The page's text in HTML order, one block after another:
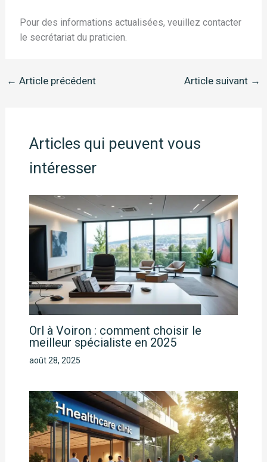
Pour des informations actualisées, veuillez contacter
le secrétariat du praticien.
← Article précédent Article suivant →
Articles qui peuvent vous
intéresser
Orl à Voiron : comment choisir le
meilleur spécialiste en 2025
août 28, 2025